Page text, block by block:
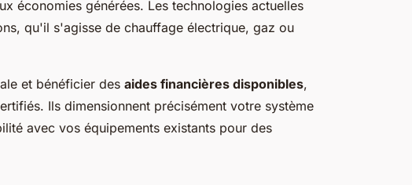
économies générées. Les technologies actuelles
qu'il s'agisse de chauffage électrique, gaz ou
et bénéficier des aides financières disponibles,
Ils dimensionnent précisément votre système
avec vos équipements existants pour des